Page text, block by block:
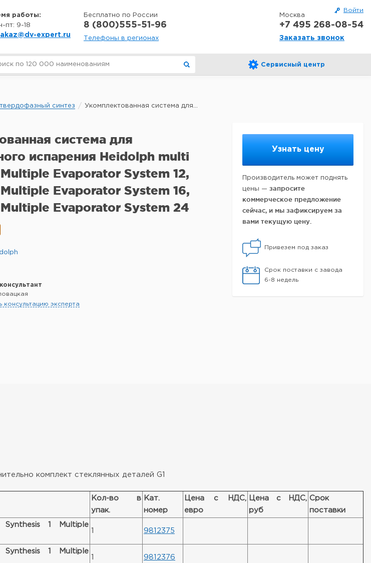
Войти
работы:
пт: 9-18
expert.ru
Бесплатно по России
8 (800)555-51-96
Телефоны в регионах
Москва
+7 495 268-08-54
Заказать звонок
Сервисный центр
синтез Укомплектованная система для...
Узнать цену
Производитель может поднять
цены — запросите
коммерческое предложение
сейчас, и мы зафиксируем за
вами текущую цену.
Привезем под заказ
Срок поставки с завода
6-8 недель
система для
испарения Heidolph multi
Evaporator System 12,
Evaporator System 16,
Evaporator System 24
консультацию эксперта
комплект стеклянных деталей G1
Кол-во в
упак.
Кат.
номер
Цена с НДС,
евро
Цена с НДС,
руб
Срок
поставки
Synthesis 1 Multiple
9812375
Synthesis 1 Multiple
9812376